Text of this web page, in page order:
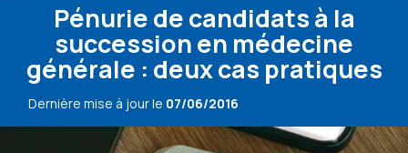
Pénurie de candidats à la
succession en médecine
générale : deux cas pratiques
Dernière mise à jour le 07/06/2016